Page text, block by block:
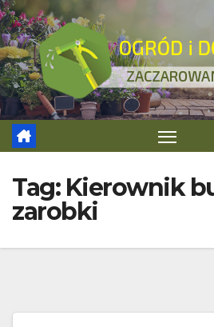
Skip
to
content
Tag: Kierownik
zarobki